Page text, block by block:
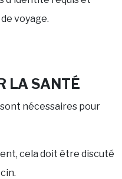
voyage.
LA SANTÉ
nécessaires pour
cela doit être discuté